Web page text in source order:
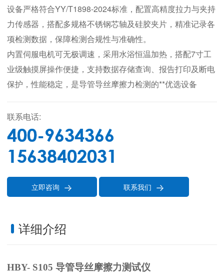
设备严格符合YY/T1898-2024标准，配置高精度拉力与夹持
力传感器，搭配多规格不锈钢芯轴及硅胶夹片，精准记录各
项检测数据，保障检测合规性与准确性。
内置伺服电机可无极调速，采用水浴恒温加热，搭配7寸工
业级触摸屏操作便捷，支持数据存储查询、报告打印及断电
保护，性能稳定，是导管导丝摩擦力检测的**优选设备
联系电话:
400-9634366
15638402031
立即咨询  联系我们 
详细介绍
HBY- S105 导管导丝摩擦力测试仪